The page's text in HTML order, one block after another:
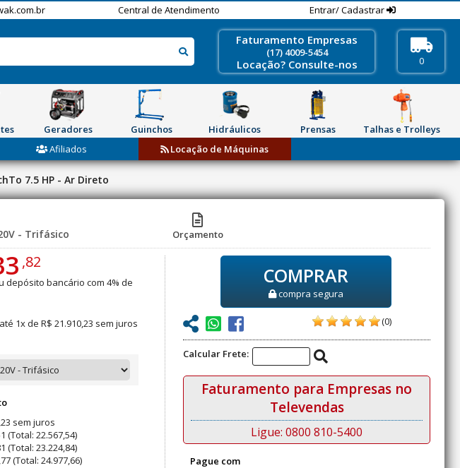
Central de Atendimento Entrar/ Cadastrar
Faturamento Empresas
(17) 4009-5454
Locação? Consulte-nos 0
Geradores Guinchos Hidráulicos Prensas
Talhas e Trolleys
Afiliados Locação de Máquinas
7.5 HP - Ar Direto
- Trifásico Orçamento
,82
depósito bancário com 4% de
até 1x de R$ 21.910,23 sem juros
sem juros
(Total: 22.567,54)
(Total: 23.224,84)
(Total: 24.977,66)
COMPRAR
compra segura
(0)
Calcular Frete:
Faturamento para Empresas no
Televendas
Ligue: 0800 810-5400
Pague com